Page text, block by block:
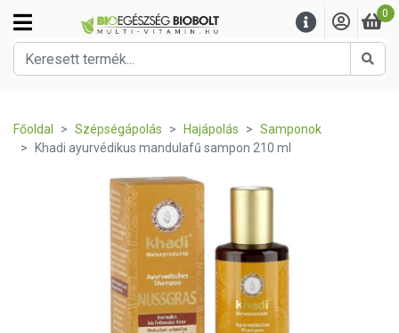
0
Főoldal Szépségápolás Hajápolás
Samponok
Khadi ayurvédikus mandulafű sampon 210 ml